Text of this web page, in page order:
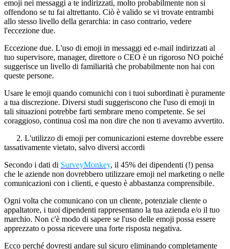
emoji nei messaggi a te indirizzati, molto probabilmente non si
offendono se tu fai altrettanto. Ciò è valido se vi trovate entrambi
allo stesso livello della gerarchia: in caso contrario, vedere
l'eccezione due.
Eccezione due. L'uso di emoji in messaggi ed e-mail indirizzati al
tuo supervisore, manager, direttore o CEO è un rigoroso NO poiché
suggerisce un livello di familiarità che probabilmente non hai con
queste persone.
Usare le emoji quando comunichi con i tuoi subordinati è puramente
a tua discrezione. Diversi studi suggeriscono che l'uso di emoji in
tali situazioni potrebbe farti sembrare meno competente. Se sei
coraggioso, continua così ma non dire che non ti avevamo avvertito.
2. L'utilizzo di emoji per comunicazioni esterne dovrebbe essere
tassativamente vietato, salvo diversi accordi
Secondo i dati di SurveyMonkey, il 45% dei dipendenti (!) pensa
che le aziende non dovrebbero utilizzare emoji nel marketing o nelle
comunicazioni con i clienti, e questo è abbastanza comprensibile.
Ogni volta che comunicano con un cliente, potenziale cliente o
appaltatore, i tuoi dipendenti rappresentano la tua azienda e/o il tuo
marchio. Non c'è modo di sapere se l'uso delle emoji possa essere
apprezzato o possa ricevere una forte risposta negativa.
Ecco perché dovresti andare sul sicuro eliminando completamente